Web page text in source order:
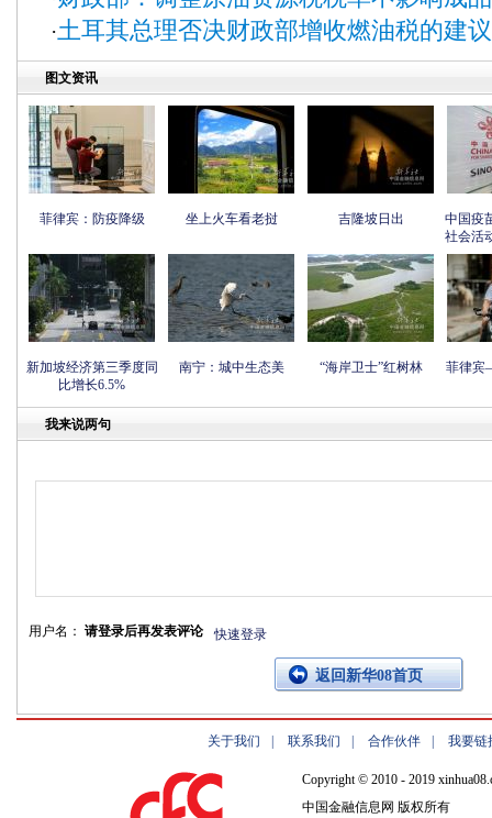
·土耳其总理否决财政部增收燃油税的建议
图文资讯
菲律宾：防疫降级 坐上火车看老挝 吉隆坡日出
中国疫
社会活
新加坡经济第三季度同
比增长6.5%
南宁：城中生态美 “海岸卫士”红树林 菲律宾
我来说两句
用户名： 请登录后再发表评论 快速登录
返回新华08首页
关于我们 联系我们 合作伙伴 我要链
Copyright © 2010 - 2019
中国金融信息网 版权所有